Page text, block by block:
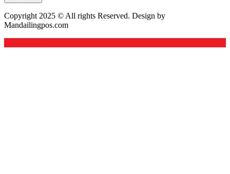
Copyright 2025 © All rights Reserved. Design by
Mandailingpos.com